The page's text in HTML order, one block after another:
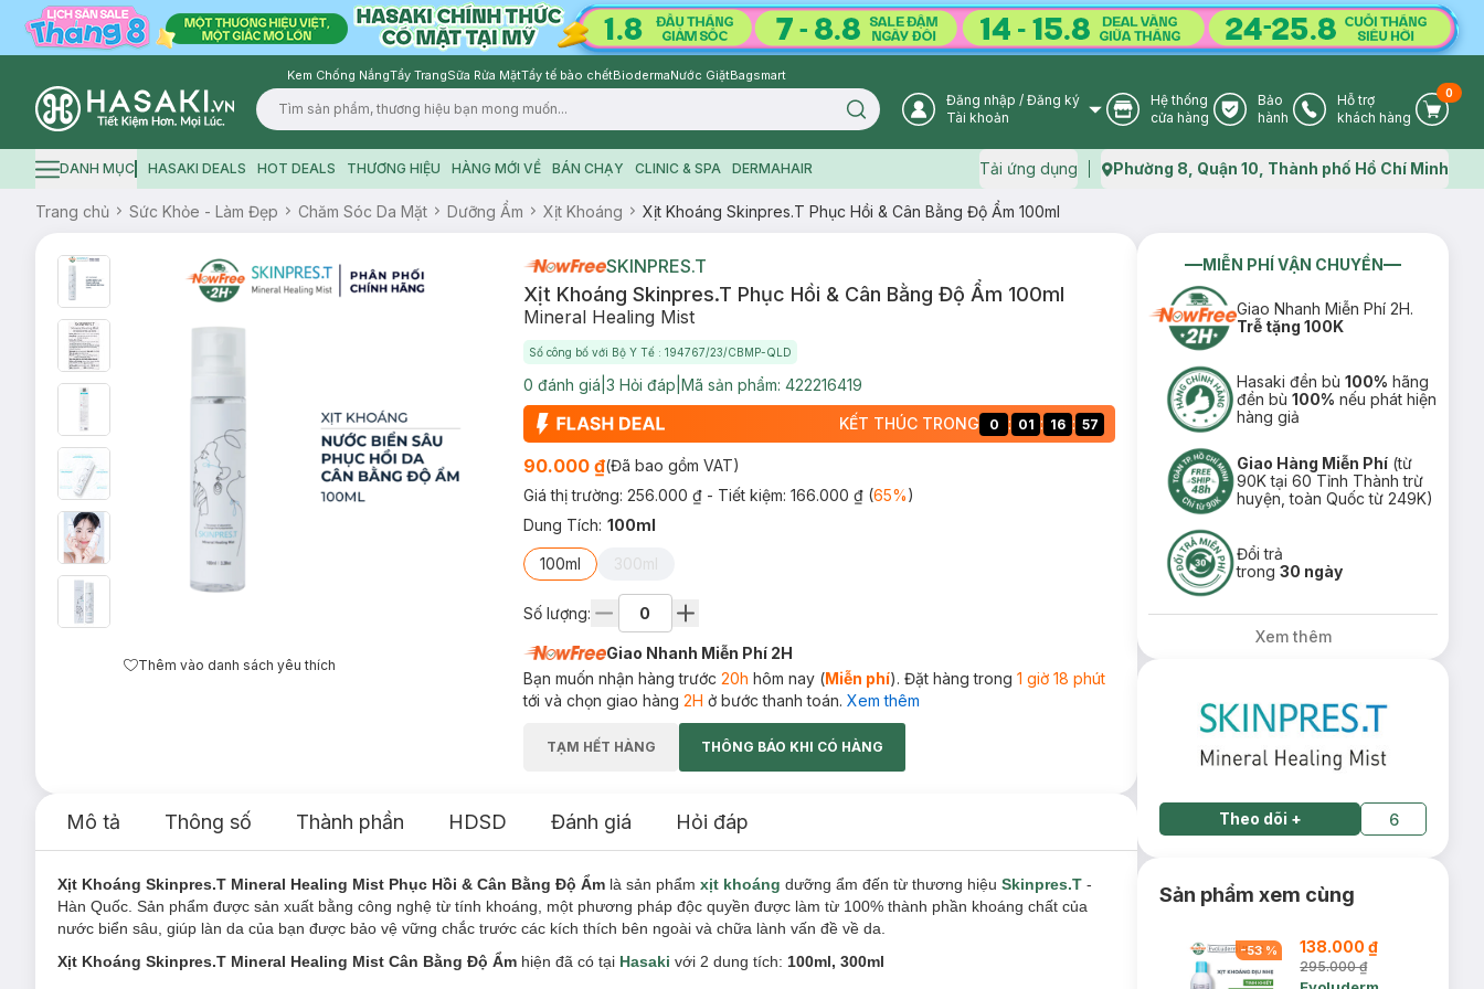
Kem Chống NắngTẩy TrangSữa Rửa MặtTẩy tế bào chếtBiodermaNước GiặtBagsmart
Logo
Search icon User Icon
Đăng nhập / Đăng ký
Tài khoản
Store Icon
Hệ thống
cửa hàng
Warranty Icon
Bảo
hành
Phone Icon
Hỗ trợ
khách hàng
Cart
0
Hamburger icon
DANH MỤC HASAKI DEALS HOT DEALS THƯƠNG HIỆU HÀNG MỚI VỀ BÁN CHẠY CLINIC & SPA DERMAHAIR Tải ứng dụng Map icon
Phường 8, Quận 10, Thành phố Hồ Chí Minh
Trang chủ Sức Khỏe - Làm Đẹp Chăm Sóc Da Mặt Dưỡng Ẩm Xịt Khoáng Xịt Khoáng Skinpres.T Phục Hồi & Cân Bằng Độ Ẩm 100ml
Thêm vào danh sách yêu thích
SKINPRES.T
Xịt Khoáng Skinpres.T Phục Hồi & Cân Bằng Độ Ẩm 100ml
Mineral Healing Mist
Số công bố với Bộ Y Tế : 194767/23/CBMP-QLD
0 đánh giá 3 Hỏi đáp Mã sản phẩm: 422216419
KẾT THÚC TRONG 0 : 01 : 16 : 56
90.000 ₫(Đã bao gồm VAT)
Giá thị trường: 256.000 ₫ - Tiết kiệm: 166.000 ₫(65%)
Dung Tích: 100ml
100ml 300ml
Số lượng:
Giao Nhanh Miễn Phí 2H
Bạn muốn nhận hàng trước 20h hôm nay (Miễn phí). Đặt hàng trong 1 giờ 18 phút
tới và chọn giao hàng 2H ở bước thanh toán. Xem thêm
TẠM HẾT HÀNG THÔNG BÁO KHI CÓ HÀNG
Mô tả Thông số Thành phần HDSD Đánh giá Hỏi đáp
Xịt Khoáng Skinpres.T Mineral Healing Mist Phục Hồi & Cân Bằng Độ Ẩm là sản phẩm xịt khoáng dưỡng ẩm đến từ thương hiệu Skinpres.T -
Hàn Quốc. Sản phẩm được sản xuất bằng công nghệ từ tính khoáng, một phương pháp độc quyền được làm từ 100% thành phần khoáng chất của
nước biển sâu, giúp làn da của bạn được bảo vệ vững chắc trước các kích thích bên ngoài và chữa lành vấn đề về da.
Xịt Khoáng Skinpres.T Mineral Healing Mist Cân Bằng Độ Ẩm hiện đã có tại Hasaki với 2 dung tích: 100ml, 300ml
MIỄN PHÍ VẬN CHUYỂN
Giao Nhanh Miễn Phí 2H.
Trễ tặng 100K
Hasaki đền bù100% hãng
đền bù100% nếu phát hiện
hàng giả
Giao Hàng Miễn Phí (từ
90K tại 60 Tỉnh Thành trừ
huyện, toàn Quốc từ 249K)
Đổi trả
trong30 ngày
Xem thêm
Theo dõi + 6
Sản phẩm xem cùng
-53% 138.000 ₫
295.000 ₫